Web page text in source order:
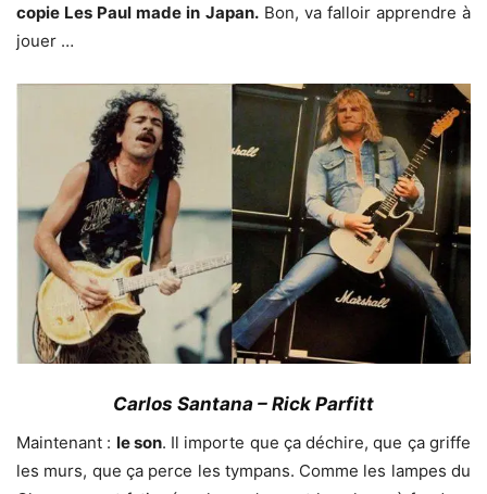
copie Les Paul made in Japan.Bon, va falloir apprendre à
jouer …
Carlos Santana – Rick Parfitt
Maintenant : le son. Il importe que ça déchire, que ça griffe
les murs, que ça perce les tympans. Comme les lampes du